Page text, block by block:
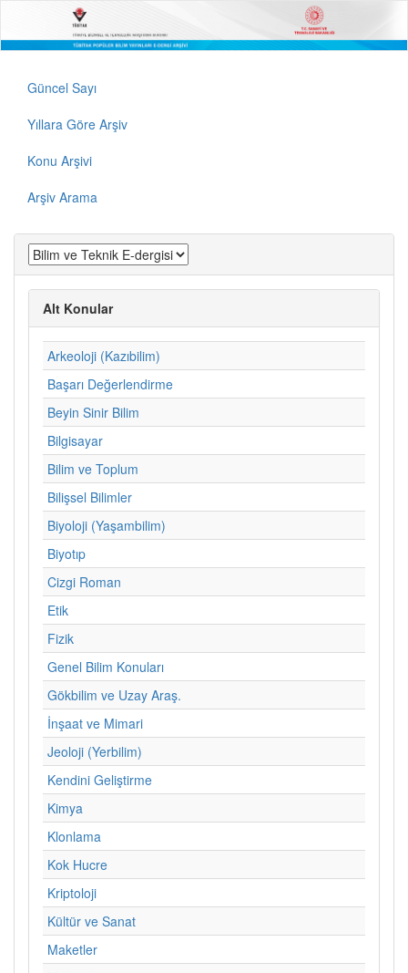
Güncel Sayı
Yıllara Göre Arşiv
Konu Arşivi
Arşiv Arama
Alt Konular
Arkeoloji (Kazıbilim)
Başarı Değerlendirme
Beyin Sinir Bilim
Bilgisayar
Bilim ve Toplum
Bilişsel Bilimler
Biyoloji (Yaşambilim)
Biyotıp
Cizgi Roman
Etik
Fizik
Genel Bilim Konuları
Gökbilim ve Uzay Araş.
İnşaat ve Mimari
Jeoloji (Yerbilim)
Kendini Geliştirme
Kimya
Klonlama
Kok Hucre
Kriptoloji
Kültür ve Sanat
Maketler